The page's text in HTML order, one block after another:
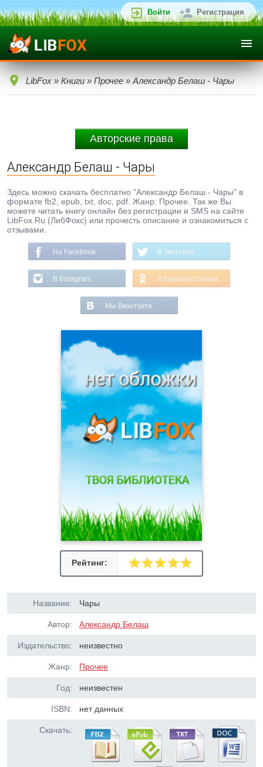
Войти Регистрация
LibFox » Книги » Прочее » Александр Белаш - Чары
Авторские права
Александр Белаш - Чары
Здесь можно скачать бесплатно "Александр Белаш - Чары" в
формате fb2, epub, txt, doc, pdf. Жанр: Прочее. Так же Вы
можете читать книгу онлайн без регистрации и SMS на сайте
LibFox.Ru (ЛибФокс) или прочесть описание и ознакомиться с
отзывами.
На Facebook В Твиттере
В Instagram В Одноклассниках
Мы Вконтакте
Рейтинг:
Название: Чары
Автор: Александр Белаш
Издательство: неизвестно
Жанр: Прочее
Год: неизвестен
ISBN: нет данных
Скачать: